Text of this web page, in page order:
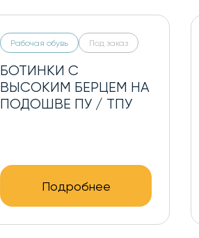
Рабочая обувь Под заказ
БОТИНКИ С
ВЫСОКИМ БЕРЦЕМ НА
ПОДОШВЕ ПУ / ТПУ
Подробнее